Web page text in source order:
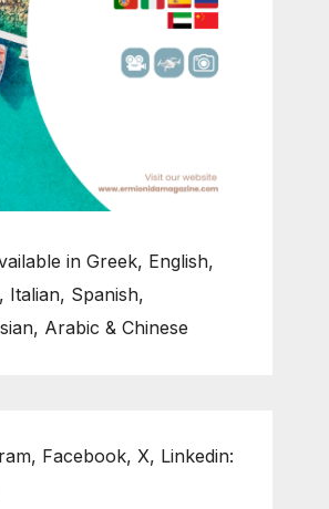
in Greek, English,
Italian, Spanish,
Arabic & Chinese
Facebook, X, Linkedin: